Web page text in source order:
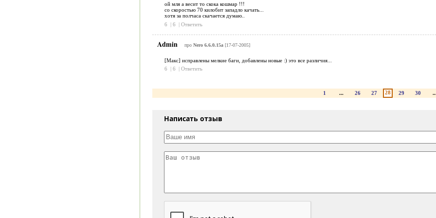
ой мля а весит то скока кошмар !!!
со скоростью 70 килобит западло качать...
хотя за полчаса скачается думаю..
6
| 6 | Ответить
Admin про Nero 6.6.0.15a[17-07-2005]
[Макс] исправлены мелкие баги, добавлены новые :) это все различия...
6
| 6 | Ответить
1 ... 26 27 28 29 30
Написать отзыв